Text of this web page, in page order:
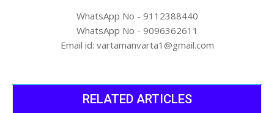
WhatsApp No - 9112388440
WhatsApp No - 9096362611
Email id: vartamanvarta1@gmail.com
RELATED ARTICLES